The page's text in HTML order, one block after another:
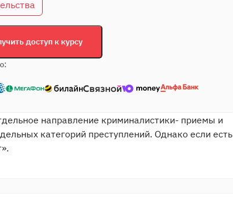
доступ к курсу
направление криминалистики- приемы и
категорий преступлений. Однако если есть